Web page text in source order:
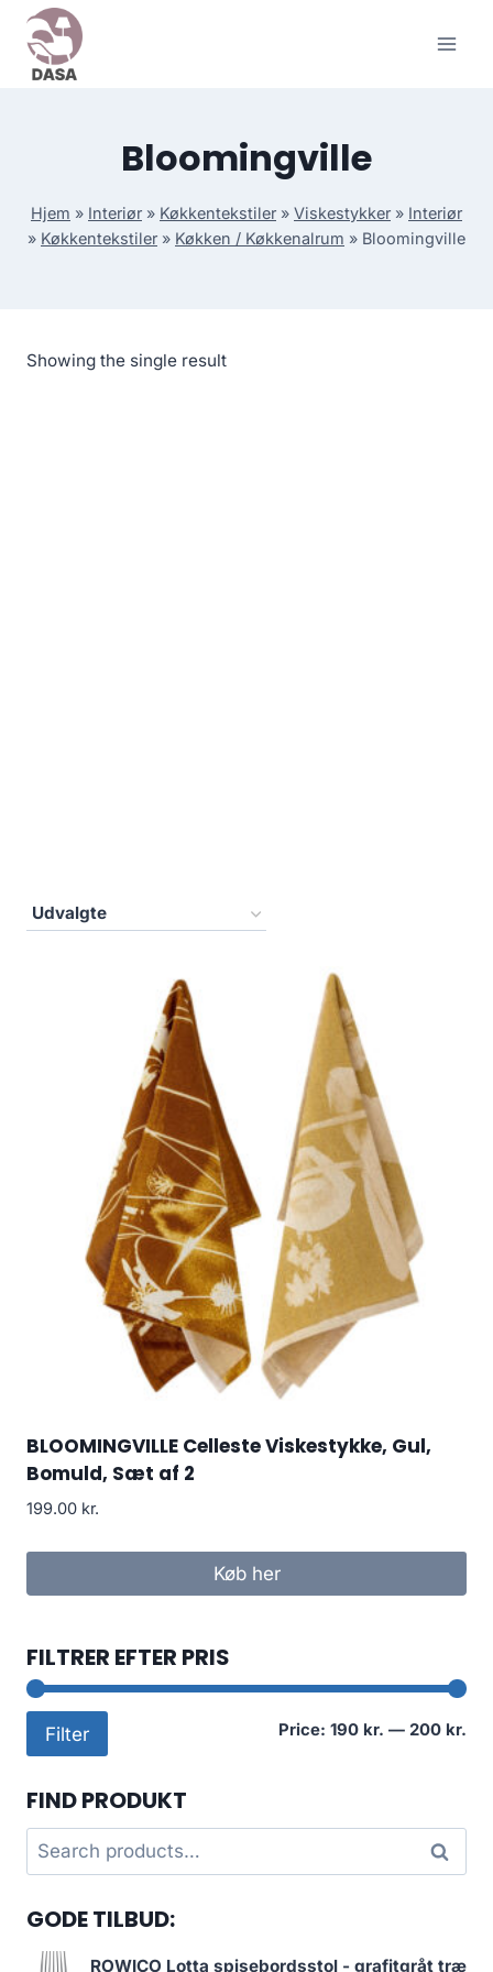
Skip
content
Bloomingville
Hjem » Interiør » Køkkentekstiler » Viskestykker » Interiør
» Køkkentekstiler » Køkken / Køkkenalrum » Bloomingville
Showing the single result
BLOOMINGVILLE Celleste Viskestykke, Gul,
Bomuld, Sæt af 2
199.00 kr.
Køb her
FILTRER EFTER PRIS
Filter Price: 190 kr. — 200 kr.
FIND PRODUKT
Search
for:
Search
GODE TILBUD:
ROWICO Lotta spisebordsstol - grafitgråt træ